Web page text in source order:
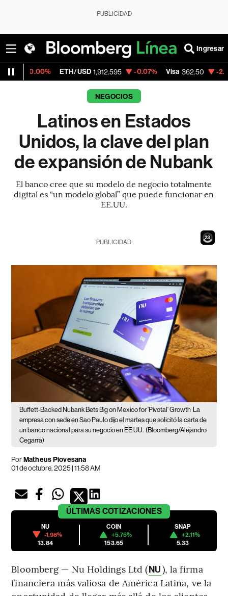
PUBLICIDAD
Ingresar
ETH/USD 1,912.595 -0.07% Visa 362.50 -2.15%
NEGOCIOS
Latinos en Estados
Unidos, la clave del plan
de expansión de Nubank
El banco cree que su modelo de negocio totalmente
digital es “un modelo global” que puede funcionar en
EE.UU.
21
PUBLICIDAD
Buffett-Backed Nubank Bets Big on Mexico for 'Pivotal' Growth
La
empresa con sede en Sao Paulo dijo el martes que solicitó la carta de
un banco nacional para su negocio en EE.UU. (Bloomberg/Alejandro
Cegarra)
PorMatheus Piovesana
01 de octubre, 2025 | 11:58 AM
ÚLTIMAS COTIZACIONES
NU
-1.98%
13.84
COIN
+5.75%
153.65
SNAP
+2.11%
5.33
Bloomberg — Nu Holdings Ltd (NU), la firma
financiera más valiosa de América Latina, ve la